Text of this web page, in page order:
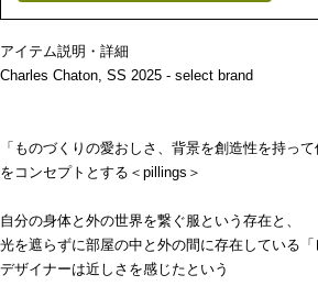
アイテム説明・詳細
Charles Chaton, SS 2025 - select brand
「ものづくりの愛おしさ、背景を創造性を持って
をコンセプトとする＜pillings＞
自分の身体と外の世界を繋ぐ服という存在と、
光を遮らずに部屋の中と外の間に存在している
デザイナーは近しさを感じたという